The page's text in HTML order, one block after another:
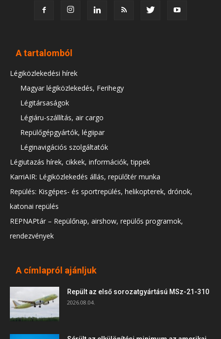
A tartalomból
Légiközlekedési hírek
Magyar légiközlekedés, Ferihegy
Légitársaságok
Légiáru-szállítás, air cargo
Repülőgépgyártók, légiipar
Léginavigációs szolgáltatók
Légiutazás hírek, cikkek, információk, tippek
KarriAIR: Légiközlekedés állás, repülőtér munka
Repülés: Kisgépes- és sportrepülés, helikopterek, drónok,
katonai repülés
REPNAPtár – Repülőnap, airshow, repülős programok,
rendezvények
A címlapról ajánljuk
Repült az első sorozatgyártású MSz-21-310
2026.08.04.